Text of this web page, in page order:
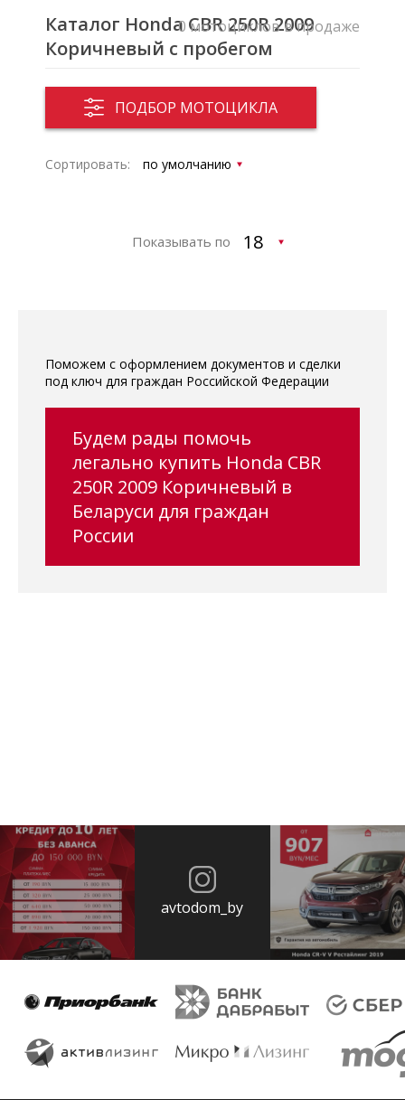
Каталог Honda CBR 250R 2009
Коричневый с пробегом
ПОДБОР МОТОЦИКЛА
0 мотоциклов в продаже
Сортировать:
Показывать по
Поможем с оформлением документов и сделки
под ключ для граждан Российской Федерации
Будем рады помочь
легально купить Honda CBR
250R 2009 Коричневый в
Беларуси для граждан
России
avtodom_by